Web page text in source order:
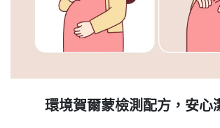
環境賀爾蒙檢測配方，安心